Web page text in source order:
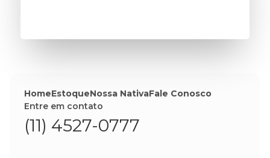
HomeEstoqueNossa NativaFale Conosco
Entre em contato
(11) 4527-0777